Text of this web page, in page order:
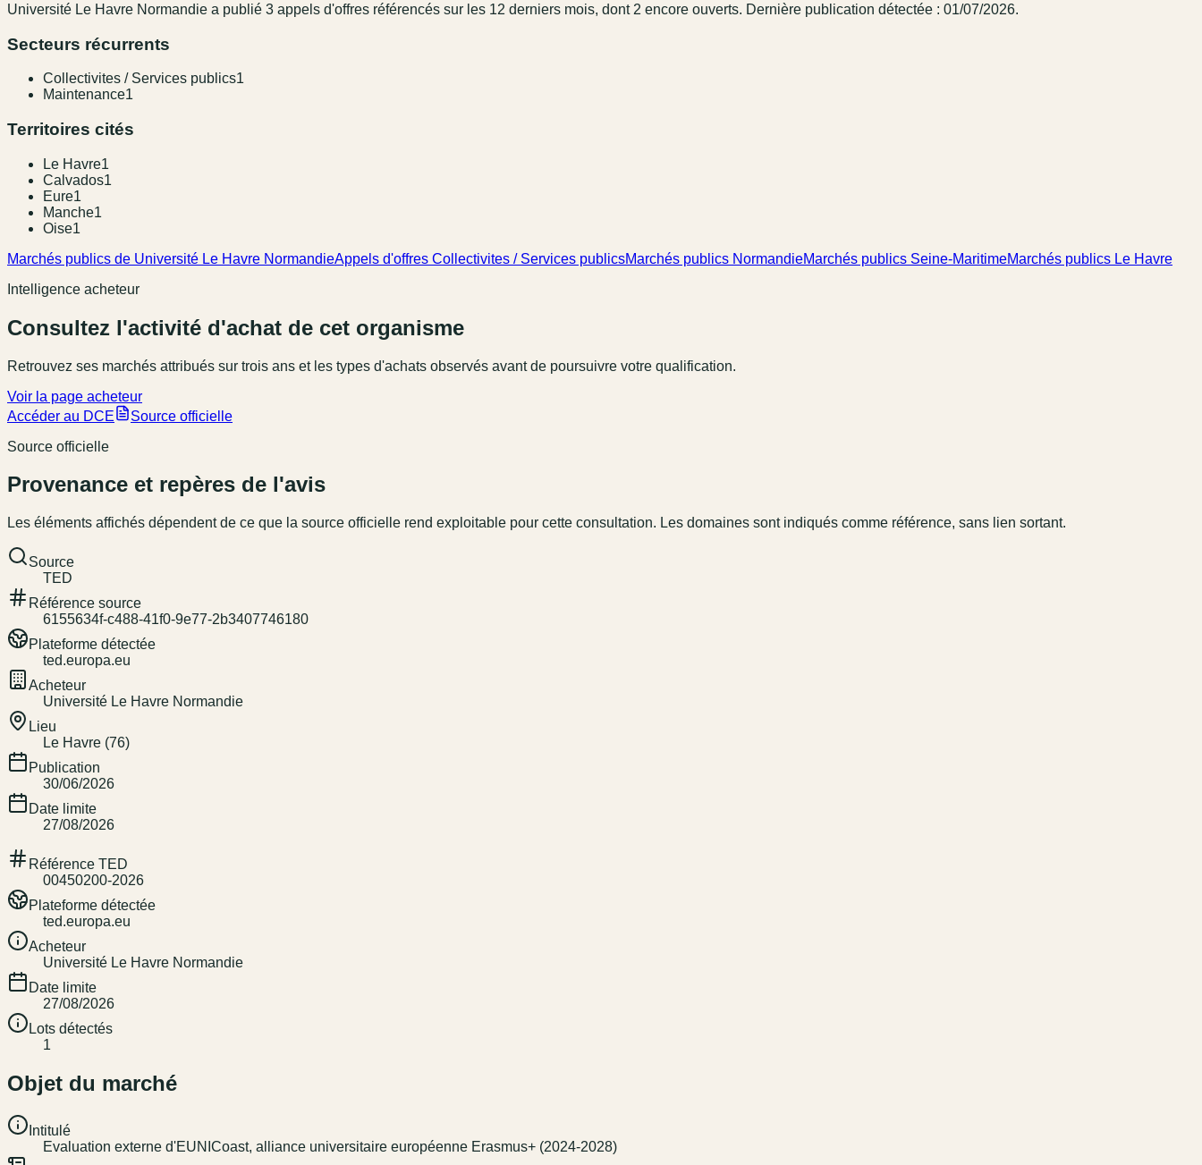
Université Le Havre Normandie a publié 3 appel s d'offres référencés sur les 12 derniers mois, dont 2 encore ouverts. Dernière publication détectée : 01/07/2026.
Secteurs récurrents
Collectivites / Services publics1
Maintenance1
Territoires cités
Le Havre1
Calvados1
Eure1
Manche1
Oise1
Marchés publics de Université Le Havre NormandieAppels d'offres Collectivites / Services publicsMarchés publics NormandieMarchés publics Seine-MaritimeMarchés publics Le Havre
Intelligence acheteur
Consultez l'activité d'achat de cet organisme
Retrouvez ses marchés attribués sur trois ans et les types d'achats observés avant de poursuivre votre qualification.
Voir la page acheteur
Accéder au DCE
Source officielle
Source officielle
Provenance et repères de l'avis
Les éléments affichés dépendent de ce que la source officielle rend exploitable pour cette consultation. Les domaines sont indiqués comme référence, sans lien sortant.
Source
TED
Référence source
6155634f-c488-41f0-9e77-2b3407746180
Plateforme détectée
ted.europa.eu
Acheteur
Université Le Havre Normandie
Lieu
Le Havre (76)
Publication
30/06/2026
Date limite
27/08/2026
Référence TED
00450200-2026
Plateforme détectée
ted.europa.eu
Acheteur
Université Le Havre Normandie
Date limite
27/08/2026
Lots détectés
1
Objet du marché
Intitulé
Evaluation externe d'EUNICoast, alliance universitaire européenne Erasmus+ (2024-2028)